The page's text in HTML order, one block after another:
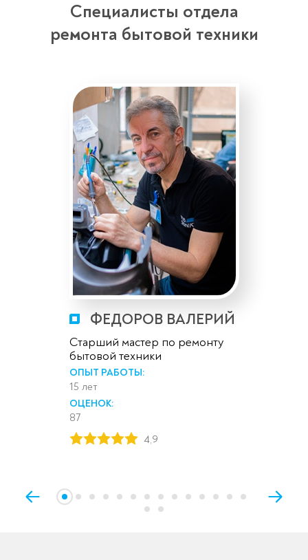
Специалисты отдела
ремонта бытовой техники
ФЕДОРОВ ВАЛЕРИЙ
Старший мастер по ремонту
бытовой техники
ОПЫТ РАБОТЫ:
15 лет
ОЦЕНОК:
87
4,9